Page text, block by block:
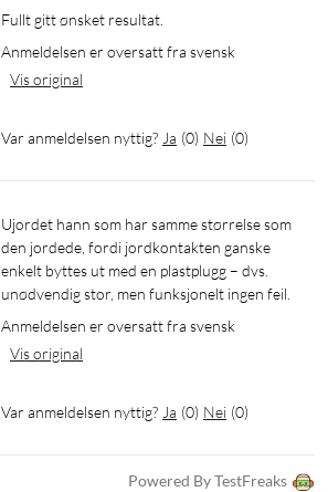
Fullt gitt ønsket resultat.
Anmeldelsen er oversatt fra svensk
Vis original
Var anmeldelsen nyttig? Ja (0) Nei (0)
Ujordet hann som har samme størrelse som
den jordede, fordi jordkontakten ganske
enkelt byttes ut med en plastplugg – dvs.
unødvendig stor, men funksjonelt ingen feil.
Anmeldelsen er oversatt fra svensk
Vis original
Var anmeldelsen nyttig? Ja (0) Nei (0)
Powered By TestFreaks